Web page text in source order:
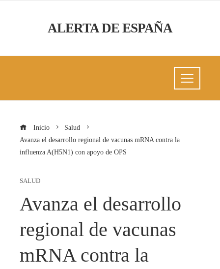
ALERTA DE ESPAÑA
Inicio
Salud
Avanza el desarrollo regional de vacunas mRNA contra la
influenza A(H5N1) con apoyo de OPS
SALUD
Avanza el desarrollo
regional de vacunas
mRNA contra la